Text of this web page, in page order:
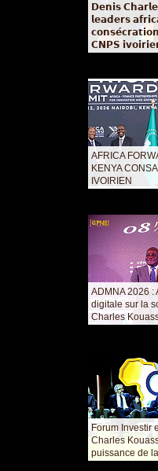
𝗗𝗲𝗻𝗶𝘀
𝗹𝗲𝗮𝗱𝗲𝗿𝘀
𝗖𝗡𝗣𝗦
AFRICA
KENYA
IVOIRIEN
ADMNA 2026 :
digitale sur la
Charles
Forum Investir
Charles
puissance de